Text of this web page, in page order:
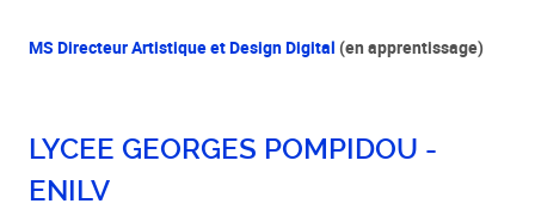
MS Directeur Artistique et Design Digital (en apprentissage)
LYCEE GEORGES POMPIDOU -
ENILV